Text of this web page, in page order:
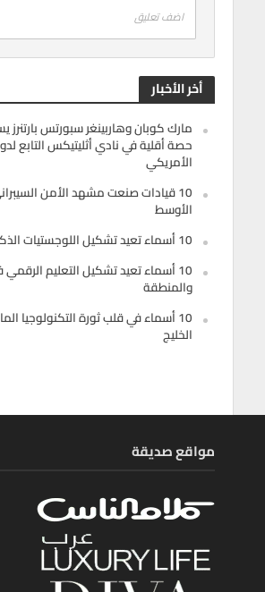
اضف تعليق
أخر الأخبار
مارك كوبان وهاربينغر سبورتس
حصة أقلية في نادي أثليتيكس التابع
الأمريكي
10 قيادات صنعت مشهد الأمن
الأوسط
10 أسماء تعيد تشكيل اللوجستيات الذكية في الخليج
10 أسماء تعيد تشكيل التعليم
والمنطقة
10 أسماء في قلب ثورة التكنولوجيا
الخليج
مواقع صديقة